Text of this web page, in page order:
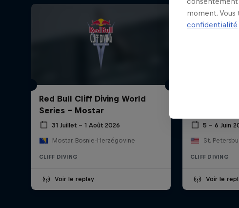
Red Bull Cliff Diving World
Series - Mostar
31 Juillet – 1 Août 2026
Mostar, Bosnie-Herzégovine
CLIFF DIVING
Voir le replay
5 – 6 Juin
St.
CLIFF DIVING
Voir le
moment.
confidentialité